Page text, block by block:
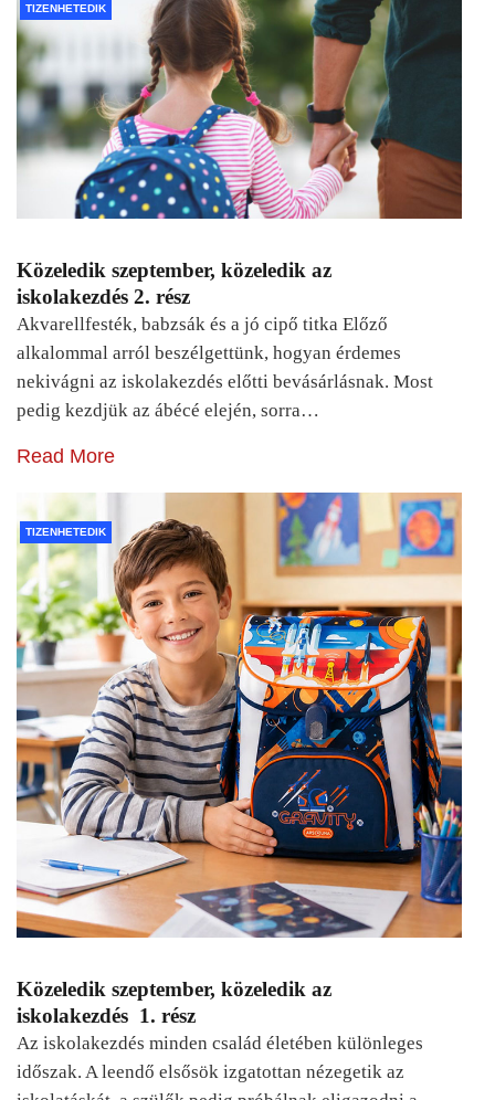
TIZENHETEDIK
Közeledik szeptember, közeledik az
iskolakezdés 2. rész
Akvarellfesték, babzsák és a jó cipő titka Előző
alkalommal arról beszélgettünk, hogyan érdemes
nekivágni az iskolakezdés előtti bevásárlásnak. Most
pedig kezdjük az ábécé elején, sorra…
Read More
TIZENHETEDIK
Közeledik szeptember, közeledik az
iskolakezdés 1. rész
Az iskolakezdés minden család életében különleges
időszak. A leendő elsősök izgatottan nézegetik az